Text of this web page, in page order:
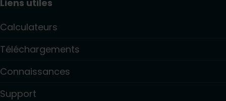
Liens utiles
Calculateurs
Téléchargements
Connaissances
Support